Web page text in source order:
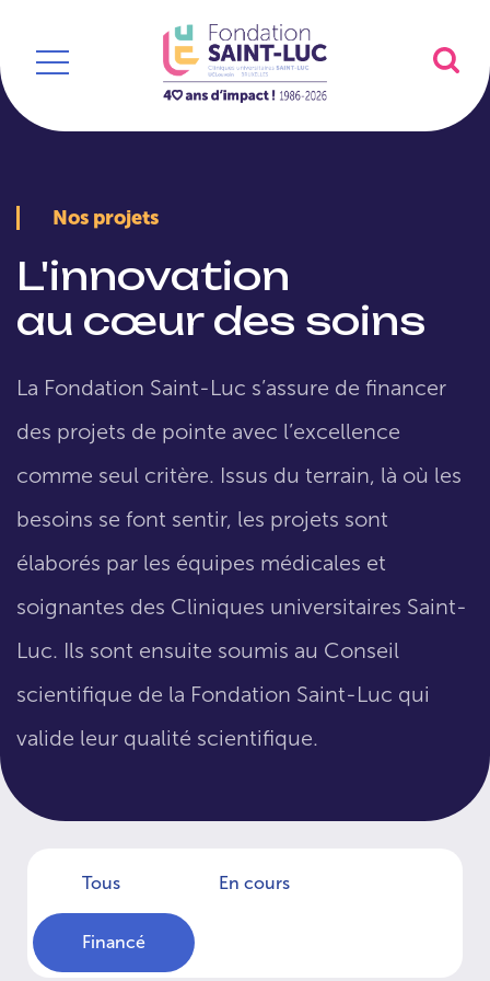
Nos projets
L'innovation
au cœur des soins
La Fondation Saint-Luc s’assure de financer
des projets de pointe avec l’excellence
comme seul critère. Issus du terrain, là où les
besoins se font sentir, les projets sont
élaborés par les équipes médicales et
soignantes des Cliniques universitaires Saint-
Luc. Ils sont ensuite soumis au Conseil
scientifique de la Fondation Saint-Luc qui
valide leur qualité scientifique.
Tous En cours
Financé